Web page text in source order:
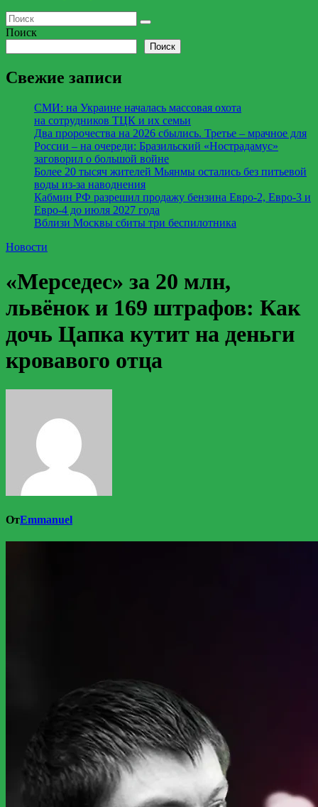
Поиск
Поиск
Свежие записи
СМИ: на Украине началась массовая охота
на сотрудников ТЦК и их семьи
Два пророчества на 2026 сбылись. Третье – мрачное для
России – на очереди: Бразильский «Нострадамус»
заговорил о большой войне
Более 20 тысяч жителей Мьянмы остались без питьевой
воды из-за наводнения
Кабмин РФ разрешил продажу бензина Евро-2, Евро-3 и
Евро-4 до июля 2027 года
Вблизи Москвы сбиты три беспилотника
Новости
«Мерседес» за 20 млн,
львёнок и 169 штрафов: Как
дочь Цапка кутит на деньги
кровавого отца
ОтEmmanuel